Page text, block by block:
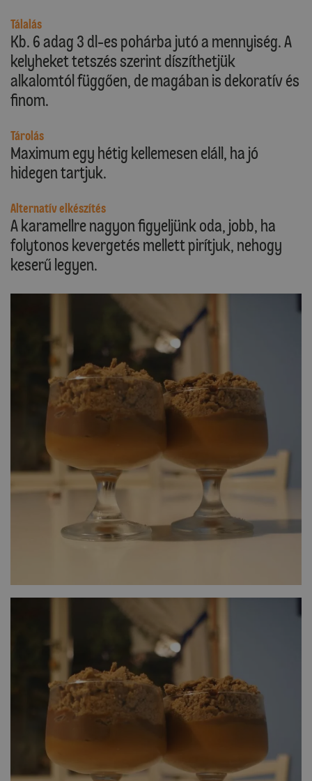
Tálalás
Kb. 6 adag 3 dl-es pohárba jutó a mennyiség. A
kelyheket tetszés szerint díszíthetjük
alkalomtól függően, de magában is dekoratív és
finom.
Tárolás
Maximum egy hétig kellemesen eláll, ha jó
hidegen tartjuk.
Alternatív elkészítés
A karamellre nagyon figyeljünk oda, jobb, ha
folytonos kevergetés mellett pirítjuk, nehogy
keserű legyen.